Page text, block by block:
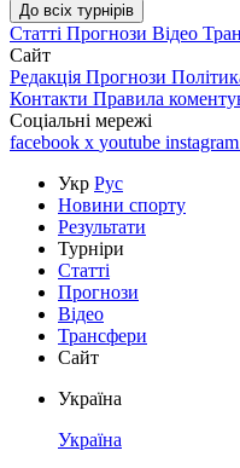
До всіх турнірів
Статті Прогнози Відео
Сайт
Редакція Прогнози
Контакти Правила
Соціальні мережі
facebook x youtube instagram
Укр Рус
Новини спорту
Результати
Турніри
Статті
Прогнози
Відео
Трансфери
Сайт
Україна
Україна